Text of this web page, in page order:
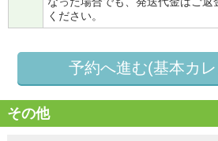
ください。
予約へ進む(基本カ
その他